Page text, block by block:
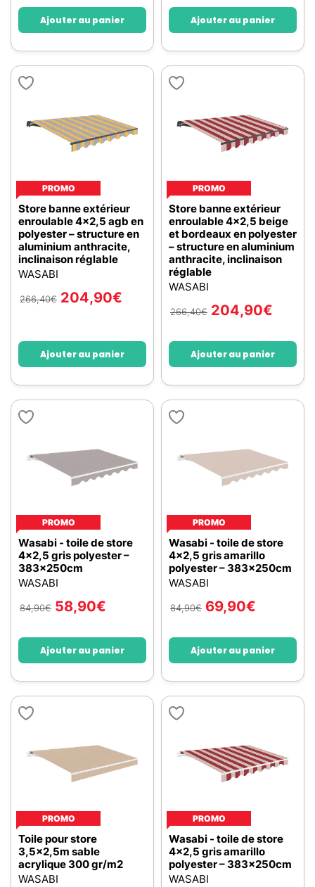
Ajouter au panier Ajouter au panier
PROMO
Store banne extérieur
enroulable 4x2,5 agb en
polyester – structure en
aluminium anthracite,
inclinaison réglable
WASABI
266,40€ 204,90€
Ajouter au panier
PROMO
Store banne extérieur
enroulable 4x2,5 beige
et bordeaux en polyester
– structure en aluminium
anthracite, inclinaison
réglable
WASABI
266,40€ 204,90€
Ajouter au panier
PROMO
Wasabi - toile de store
4x2,5 gris polyester –
383x250cm
WASABI
84,90€ 58,90€
Ajouter au panier
PROMO
Wasabi - toile de store
4x2,5 gris amarillo
polyester – 383x250cm
WASABI
84,90€ 69,90€
Ajouter au panier
PROMO
Toile pour store
3,5x2,5m sable
acrylique 300 gr/m2
WASABI
PROMO
Wasabi - toile de store
4x2,5 gris amarillo
polyester – 383x250cm
WASABI